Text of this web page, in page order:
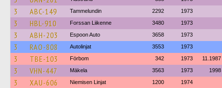
3 ABC-149 Tammelundin 2292 1973
3 HBL-910 Forssan Liikenne 3480 1973
3 ABH-203 Espoon Auto 3658 1973
3 RAO-808 Autolinjat 3553 1973
3 TBE-103 Förbom 342 1973 11.1987
3 VHN-447 Mäkela 3563 1973 1998
3 XAU-606 Niemisen Linjat 1200 1974